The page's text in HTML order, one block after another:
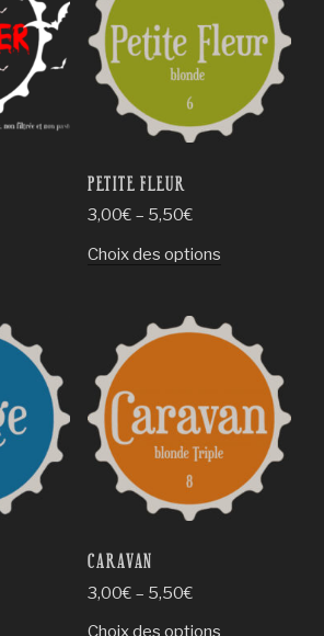
PETITE FLEUR
3,00€ – 5,50€
Choix des optionsCe
plusieurs
variations.
options
peuvent
être
choisies
sur
CARAVAN
3,00€ – 5,50€
Choix des optionsCe